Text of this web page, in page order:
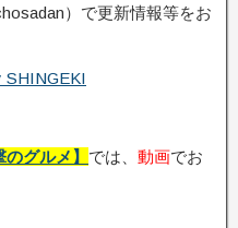
）で更新情報等をお
SHINGEKI
グルメ】 では、 動画でお